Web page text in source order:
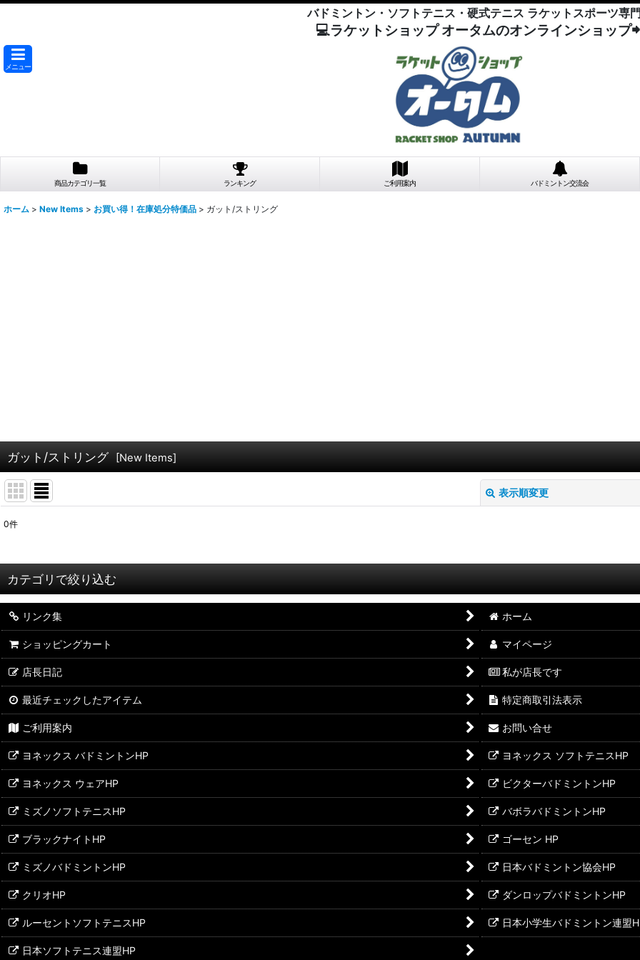
バドミントン・ソフトテニス・硬式テニス ラケットスポーツ専
💻ラケットショップ オータムのオンラインショップ
メニュー
商品カテゴリ一覧 ランキング ご利用案内 バドミントン交流会
ホーム > New Items > お買い得！在庫処分特価品 > ガット/ストリング
ガット/ストリング [New Items]
表示順変更
並び順 :
絞り込む
0件
カテゴリで絞り込む
お買い得！在庫処分特価品 (全商品)
バドミントンラケット
ソフトテニスラケット
バドミントンシューズ
テニスシューズ
ウェア
バッグ・ケース
ガット/ストリング
アクセサリー他
リンク集 ホーム
ショッピングカート マイページ
店長日記 私が店長です
最近チェックしたアイテム 特定商取引法表示
ご利用案内 お問い合せ
ヨネックス バドミントンHP ヨネックス ソフトテニスHP
ヨネックス ウェアHP ビクターバドミントンHP
ミズノソフトテニスHP バボラバドミントンHP
ブラックナイトHP ゴーセン HP
ミズノバドミントンHP 日本バドミントン協会HP
クリオHP ダンロップバドミントンHP
ルーセントソフトテニスHP 日本小学生バドミントン連盟
日本ソフトテニス連盟HP